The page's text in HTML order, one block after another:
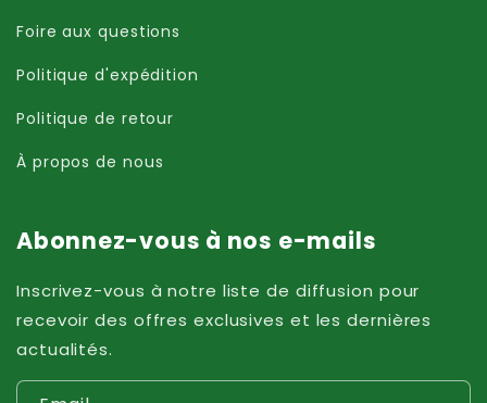
Foire aux questions
Politique d'expédition
Politique de retour
À propos de nous
Abonnez-vous à nos e-mails
Inscrivez-vous à notre liste de diffusion pour
recevoir des offres exclusives et les dernières
actualités.